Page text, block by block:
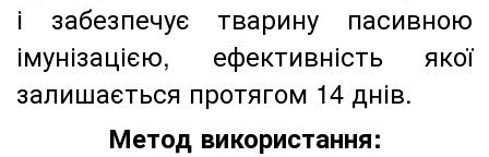
і забезпечує тварину пасивною
імунізацією, ефективність якої
залишається протягом 14 днів.
Метод використання: